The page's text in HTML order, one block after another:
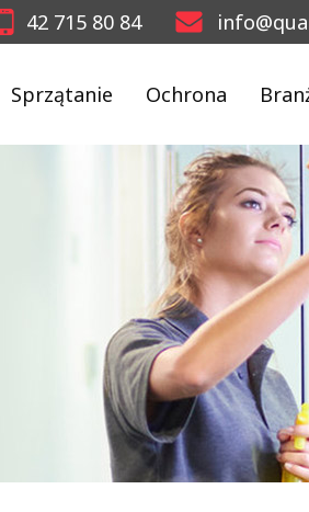
42 715 80 84
Sprzątanie Ochrona